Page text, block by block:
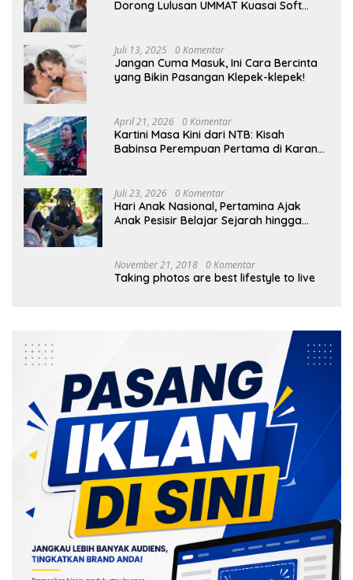
Dorong Lulusan UMMAT Kuasai Soft
Juli 13, 2025 0 Komentar
Jangan Cuma Masuk, Ini Cara Bercinta
yang Bikin Pasangan Klepek-klepek!
April 21, 2026 0 Komentar
Kartini Masa Kini dari NTB: Kisah
Babinsa Perempuan Pertama di Karang
Juli 23, 2026 0 Komentar
Hari Anak Nasional, Pertamina Ajak
Anak Pesisir Belajar Sejarah hingga
November 21, 2018 0 Komentar
Taking photos are best lifestyle to live